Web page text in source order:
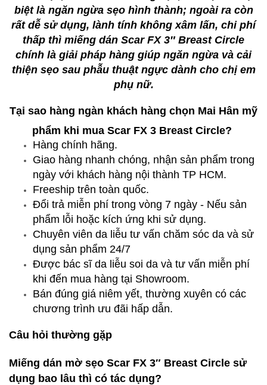
biệt là ngăn ngừa sẹo hình thành; ngoài ra còn
rất dễ sử dụng, lành tính không xâm lấn, chi phí
thấp thì miếng dán Scar FX 3″ Breast Circle
chính là giải pháp hàng giúp ngăn ngừa và cải
thiện sẹo sau phẫu thuật ngực dành cho chị em
phụ nữ.
Tại sao hàng ngàn khách hàng chọn Mai Hân mỹ
phẩm khi mua Scar FX 3 Breast Circle?
Hàng chính hãng.
Giao hàng nhanh chóng, nhận sản phẩm trong
ngày với khách hàng nội thành TP HCM.
Freeship trên toàn quốc.
Đổi trả miễn phí trong vòng 7 ngày - Nếu sản
phẩm lỗi hoặc kích ứng khi sử dụng.
Chuyên viên da liễu tư vấn chăm sóc da và sử
dụng sản phẩm 24/7
Được bác sĩ da liễu soi da và tư vấn miễn phí
khi đến mua hàng tại Showroom.
Bán đúng giá niêm yết, thường xuyên có các
chương trình ưu đãi hấp dẫn.
Câu hỏi thường gặp
Miếng dán mờ sẹo Scar FX 3″ Breast Circle sử
dụng bao lâu thì có tác dụng?